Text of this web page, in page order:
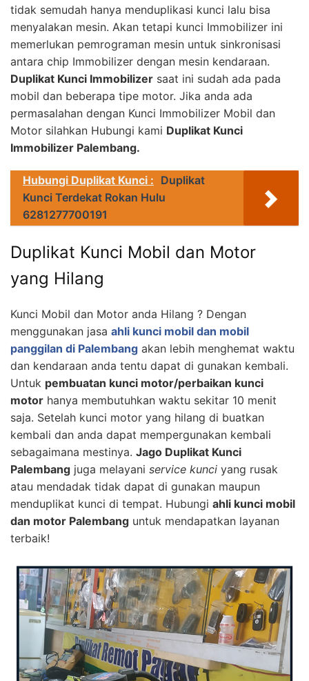
tidak semudah hanya menduplikasi kunci lalu bisa
menyalakan mesin. Akan tetapi kunci Immobilizer ini
memerlukan pemrograman mesin untuk sinkronisasi
antara chip Immobilizer dengan mesin kendaraan.
Duplikat Kunci Immobilizer saat ini sudah ada pada
mobil dan beberapa tipe motor. Jika anda ada
permasalahan dengan Kunci Immobilizer Mobil dan
Motor silahkan Hubungi kami Duplikat Kunci
Immobilizer Palembang.
Hubungi Duplikat Kunci : Duplikat
Kunci Terdekat Rokan Hulu
6281277700191
Duplikat Kunci Mobil dan Motor
yang Hilang
Kunci Mobil dan Motor anda Hilang ? Dengan
menggunakan jasa ahli kunci mobil dan mobil
panggilan di Palembang akan lebih menghemat waktu
dan kendaraan anda tentu dapat di gunakan kembali.
Untuk pembuatan kunci motor/perbaikan kunci
motor hanya membutuhkan waktu sekitar 10 menit
saja. Setelah kunci motor yang hilang di buatkan
kembali dan anda dapat mempergunakan kembali
sebagaimana mestinya. Jago Duplikat Kunci
Palembang juga melayani service kunci yang rusak
atau mendadak tidak dapat di gunakan maupun
menduplikat kunci di tempat. Hubungi ahli kunci mobil
dan motor Palembang untuk mendapatkan layanan
terbaik!